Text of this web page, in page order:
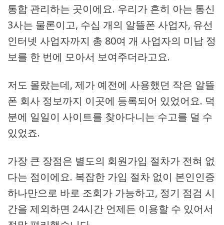
통합 관리하는 곳이에요. 우리가 흔히 아는 통신
3사는 물론이고, 수십 개의 알뜰폰 사업자, 유선
인터넷 사업자까지 총 80여 개 사업자의 미납 정
보를 한 번에 모아서 보여주더라고요.
저도 몰랐는데, 제가 예전에 사용했던 작은 알뜰
폰 회사 정보까지 이곳에 등록되어 있었어요. 덕
분에 일일이 사이트를 찾아다니는 수고를 덜 수
있었죠.
가장 큰 장점은 별도의 회원가입 절차가 전혀 없
다는 점이에요. 복잡한 가입 절차 없이 본인인증
하나만으로 바로 조회가 가능하고, 정기 점검 시
간을 제외하면 24시간 언제든 이용할 수 있어서